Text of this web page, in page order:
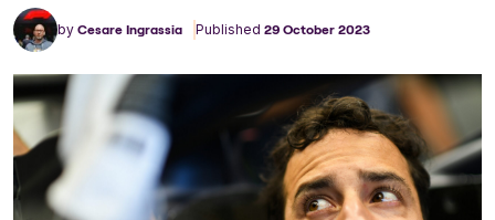
by Cesare Ingrassia Published 29 October 2023